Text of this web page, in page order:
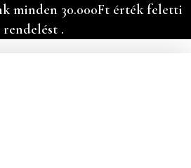
minden 30.000Ft érték feletti
rendelést .